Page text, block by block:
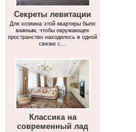
Секреты левитации
Для хозяина этой квартиры было
важным, чтобы окружающее
пространство находилось в одной
связке с...
Классика на
современный лад